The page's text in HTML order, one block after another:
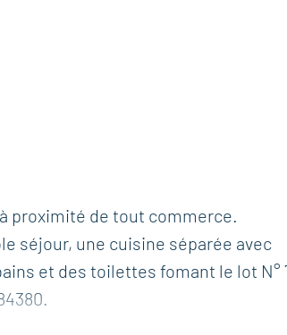
proximité de tout commerce.
séjour, une cuisine séparée avec
et des toilettes fomant le lot N°